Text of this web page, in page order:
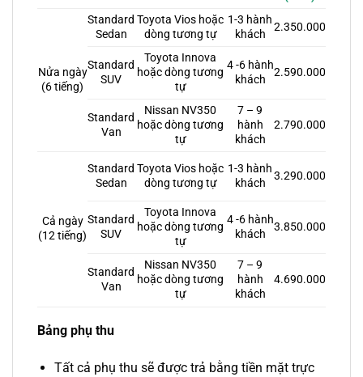
Nửa ngày
(6 tiếng)
Standard
Sedan
Toyota Vios hoặc
dòng tương tự
1-3 hành
khách
2.350.000
Standard
SUV
Toyota Innova
hoặc dòng tương
tự
4 -6 hành
khách
2.590.000
Standard
Van
Nissan NV350
hoặc dòng tương
tự
7 – 9
hành
khách
2.790.000
Cả ngày
(12 tiếng)
Standard
Sedan
Toyota Vios hoặc
dòng tương tự
1-3 hành
khách
3.290.000
Standard
SUV
Toyota Innova
hoặc dòng tương
tự
4 -6 hành
khách
3.850.000
Standard
Van
Nissan NV350
hoặc dòng tương
tự
7 – 9
hành
khách
4.690.000
Bảng phụ thu
Tất cả phụ thu sẽ được trả bằng tiền mặt trực